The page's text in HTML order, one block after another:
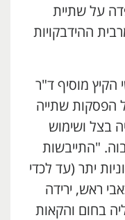
על שתיית
ההידבקויות
מוסיף ד"ר
הפסקות שתייה
בצל ושימוש
"התייבשות
יתר (עד לכדי
ראש, ירידה
בחום והקאות